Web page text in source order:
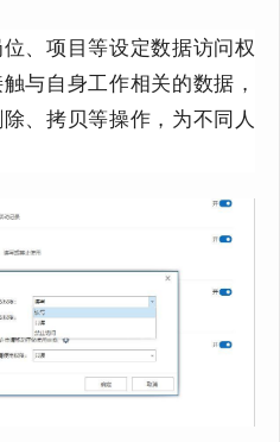
、项目等设定数据访问权
与自身工作相关的数据，
、拷贝等操作，为不同人